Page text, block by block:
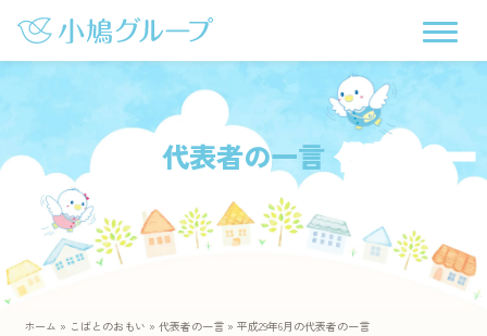
代表者の一言
ホーム » こばとのおもい »代表者の一言 »平成29年6月の代表者の一言